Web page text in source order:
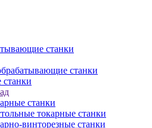
станки
станки
станки
токарные станки
винторезные станки